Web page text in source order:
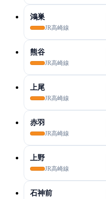
鴻巣
JR高崎線
熊谷
JR高崎線
上尾
JR高崎線
赤羽
JR高崎線
上野
JR高崎線
石神前